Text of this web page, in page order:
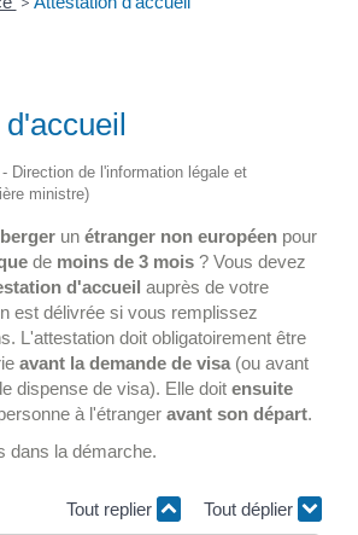
Direction de l'information légale et
ministre)
un étranger non européen pour
de moins de 3 mois ? Vous devez
d'accueil auprès de votre
est délivrée si vous remplissez
L'attestation doit obligatoirement être
avant la demande de visa (ou avant
dispense de visa). Elle doit ensuite
à l'étranger avant son départ.
dans la démarche.
Tout replier Tout déplier